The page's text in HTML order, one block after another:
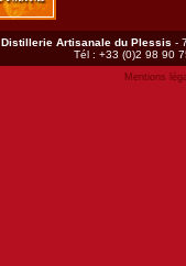
Distillerie Artisanale du Plessis -
Tél : +33 (0)2 98 90
Mentions